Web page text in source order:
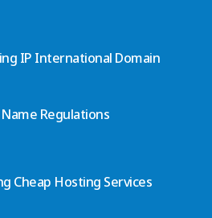
IP International Domain
Regulations
Cheap Hosting Services